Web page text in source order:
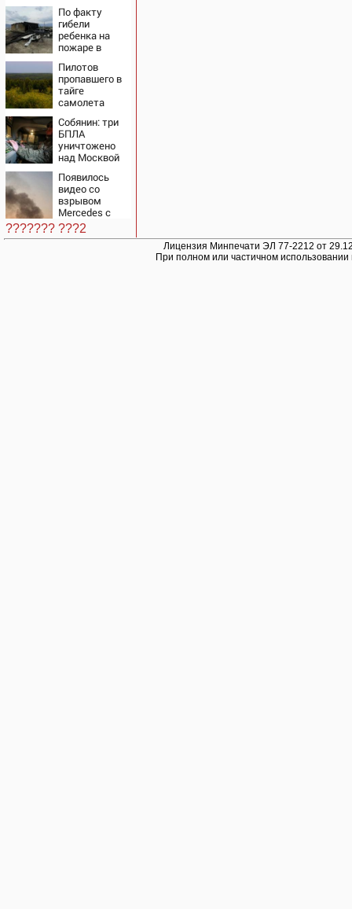
смерти
ученого
Зезина,
остановившего
мальчишек на
поле с
горохом
По факту
гибели
ребенка на
пожаре в
возбуждено
уголовное
дело
Пилотов
пропавшего в
тайге
самолета
два дня
Собянин: три
БПЛА
уничтожено
над Москвой
Появилось
видео со
взрывом
Mercedes с
гендиректором
«Уралдронзавода»
??????? ???2
Лицензия Минпечати ЭЛ 77-2212 от
При полном или частичном